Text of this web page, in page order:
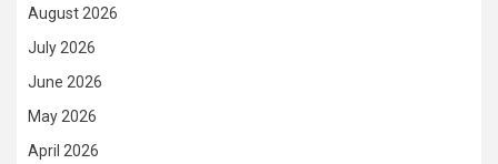
August 2026
July 2026
June 2026
May 2026
April 2026